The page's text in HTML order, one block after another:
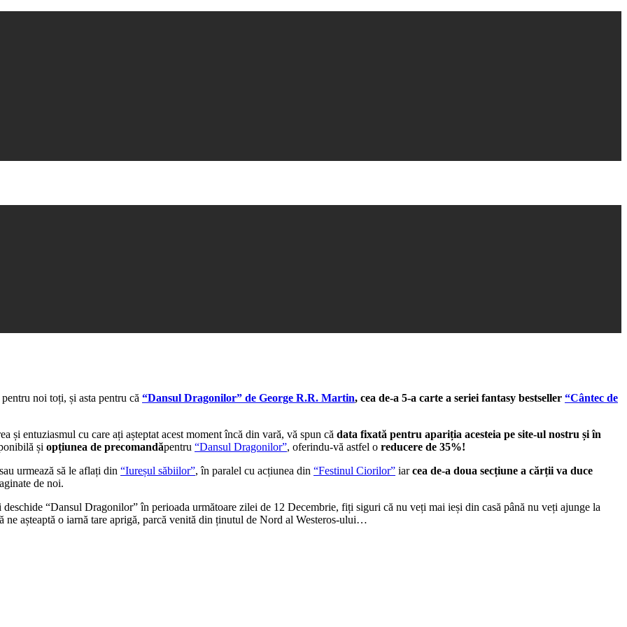
noi toți, și asta pentru că “Dansul Dragonilor” de George R.R. Martin, cea de-a 5-a carte a seriei fantasy bestseller “Cântec de
și entuziasmul cu care ați așteptat acest moment încă din vară, vă spun că data fixată pentru apariția acesteia pe site-ul nostru și în
și opțiunea de precomandăpentru “Dansul Dragonilor”, oferindu-vă astfel o reducere de 35%!
urmează să le aflați din “Iureșul săbiilor”, în paralel cu acțiunea din “Festinul Ciorilor” iarcea de-a doua secțiune a cărții va duce
de noi.
“Dansul Dragonilor” în perioada următoare zilei de 12 Decembrie, fiți siguri că nu veți mai ieși din casă până nu veți ajunge la
așteaptă o iarnă tare aprigă, parcă venită din ținutul de Nord al Westeros-ului…